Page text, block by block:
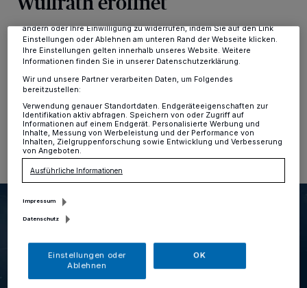
Kreis·Am Dienstag 18. Januar, eröffnet die dezentrale
Impfstelle des Kreises Mettmann in Wülfrath
(Wilhelmstraße 65 - im ehemaligen Autohaus Thiel).
17.01.2022 , 11:35 Uhr Eine Minute Lesezeit
Anzeigen möglicherweise nicht mehr so relevant für Sie. Sie können
ändern oder Ihre Einwilligung zu widerrufen, indem Sie auf den Link
Einstellungen oder Ablehnen am unteren Rand der Webseite klicken.
Ihre Einstellungen gelten innerhalb unseres Website. Weitere
Informationen finden Sie in unserer Datenschutzerklärung.
Wir und unsere Partner verarbeiten Daten, um Folgendes
bereitzustellen:
Verwendung genauer Standortdaten. Endgeräteeigenschaften zur
Identifikation aktiv abfragen. Speichern von oder Zugriff auf
Informationen auf einem Endgerät. Personalisierte Werbung und
Inhalte, Messung von Werbeleistung und der Performance von
Inhalten, Zielgruppenforschung sowie Entwicklung und Verbesserung
von Angeboten.
Ausführliche Informationen
Impressum
Datenschutz
Einstellungen oder
Ablehnen
OK